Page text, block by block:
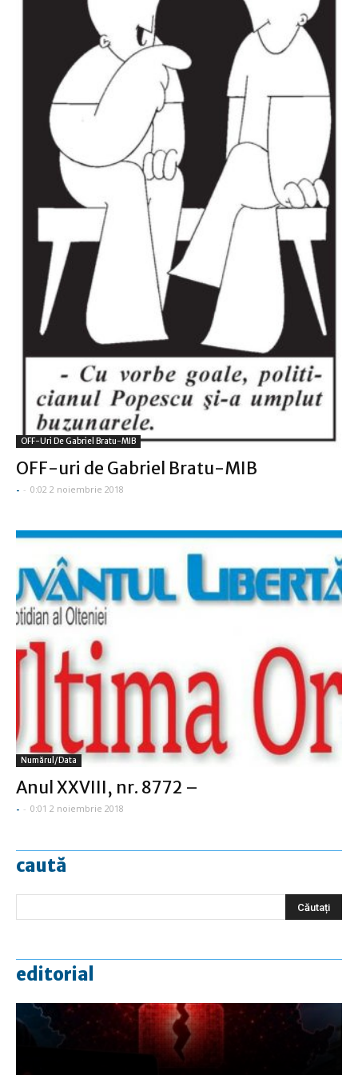
OFF-Uri De Gabriel Bratu-MIB
OFF-uri de Gabriel Bratu-MIB
- - 0:02 2 noiembrie 2018
Numărul/data
Anul XXVIII, nr. 8772 –
- - 0:01 2 noiembrie 2018
caută
editorial